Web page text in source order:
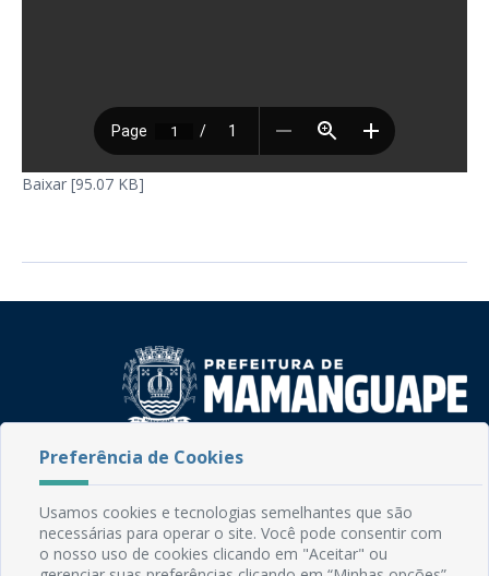
Baixar [95.07 KB]
Rua do Imperador, 78, Centro
CEP: 58.280-000 - Mamanguape/PB
Fone: (83) 3292-2246
Email: comunicacao@mamanguape.pb.gov.br
Expediente: Segunda à Sexta, das 08h às 13h
Preferência de Cookies
Usamos cookies e tecnologias semelhantes que são
necessárias para operar o site. Você pode consentir com
o nosso uso de cookies clicando em "Aceitar" ou